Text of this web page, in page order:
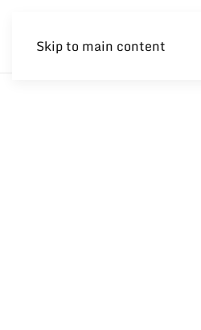
Skip to main content